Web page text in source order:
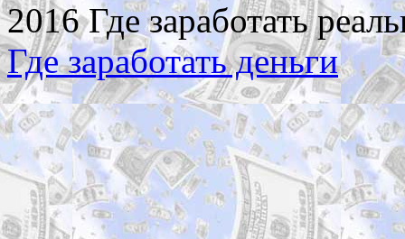
2016 Где заработать
Где заработать деньги